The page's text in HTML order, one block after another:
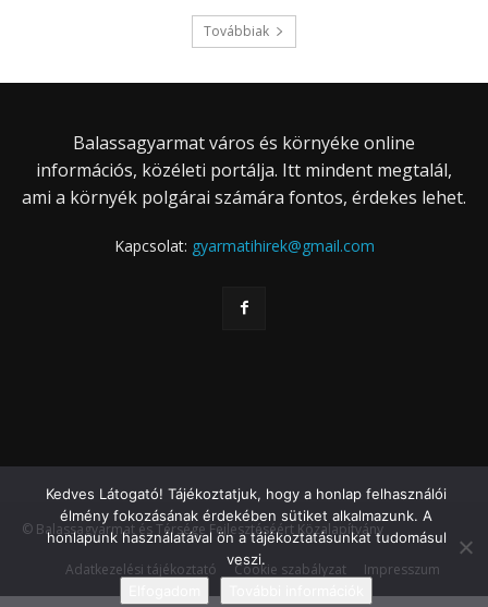
Továbbiak
Balassagyarmat város és környéke online
információs, közéleti portálja. Itt mindent megtalál,
ami a környék polgárai számára fontos, érdekes lehet.
Kapcsolat: gyarmatihirek@gmail.com
© Balassagyarmat és Térsége Fejlesztéséért Közalapítvány
Adatkezelési tájékoztató Cookie szabályzat Impresszum
Kedves Látogató! Tájékoztatjuk, hogy a honlap felhasználói
élmény fokozásának érdekében sütiket alkalmazunk. A
honlapunk használatával ön a tájékoztatásunkat tudomásul
veszi.